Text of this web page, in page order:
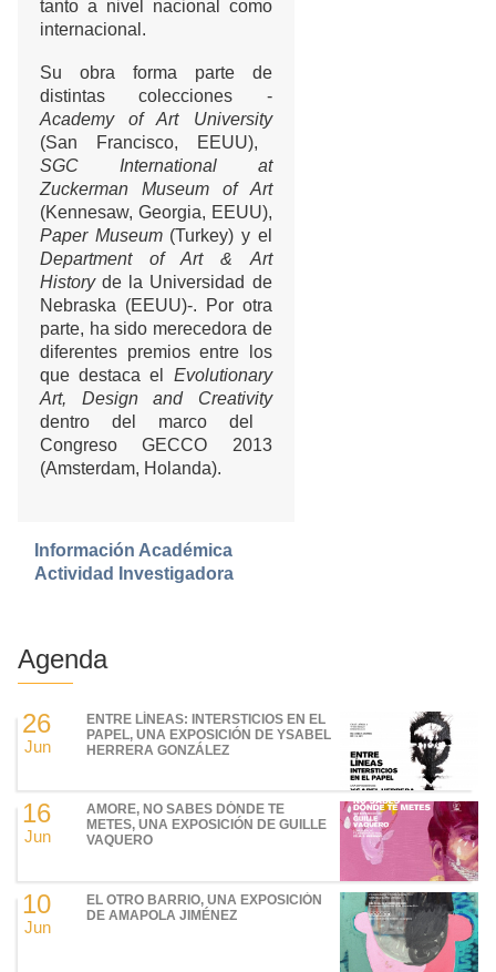
tanto a nivel nacional como
internacional.
Su obra forma parte de
distintas colecciones -
Academy of Art University
(San
Francisco, EEUU),
SGC International at
Zuckerman Museum of Art
(Kennesaw, Georgia, EEUU),
Paper Museum(Turkey) y el
Department of Art & Art
Historyde la Universidad de
Nebraska (EEUU)-.
Por otra
parte, ha sido merecedora de
diferentes premios entre los
que destaca el Evolutionary
Art, Designand Creativity
dentro del marco del
Congreso GECCO 2013
(Amsterdam, Holanda).
Información Académica
Actividad Investigadora
Agenda
26
Jun
ENTRE LÍNEAS: INTERSTICIOS EN EL
PAPEL, UNA EXPOSICIÓN DE YSABEL
HERRERA GONZÁLEZ
16
Jun
AMORE, NO SABES DÓNDE TE
METES, UNA EXPOSICIÓN DE GUILLE
VAQUERO
10
Jun
EL OTRO BARRIO, UNA EXPOSICIÓN
DE AMAPOLA JIMÉNEZ